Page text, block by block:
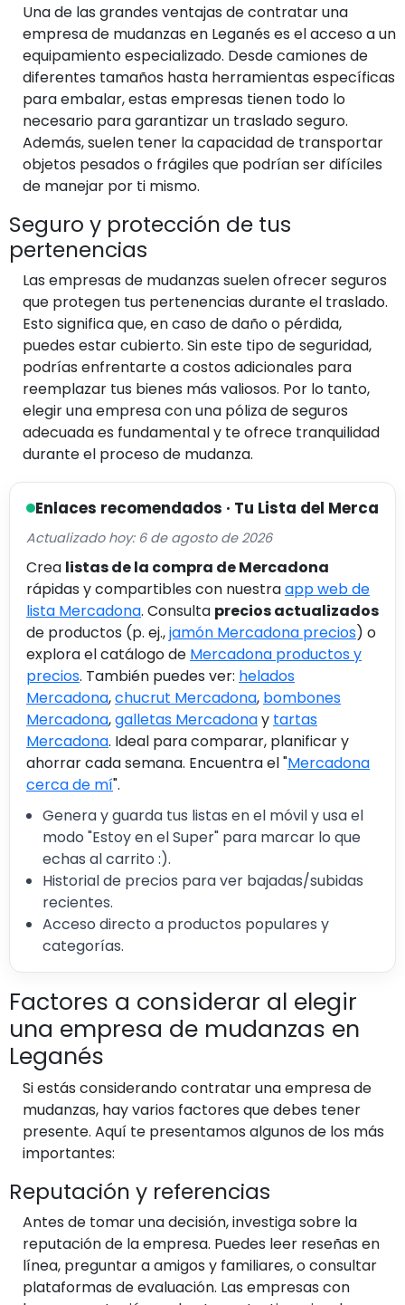
Una de las grandes ventajas de contratar una
empresa de mudanzas en Leganés es el acceso a un
equipamiento especializado. Desde camiones de
diferentes tamaños hasta herramientas específicas
para embalar, estas empresas tienen todo lo
necesario para garantizar un traslado seguro.
Además, suelen tener la capacidad de transportar
objetos pesados o frágiles que podrían ser difíciles
de manejar por ti mismo.
Seguro y protección de tus
pertenencias
Las empresas de mudanzas suelen ofrecer seguros
que protegen tus pertenencias durante el traslado.
Esto significa que, en caso de daño o pérdida,
puedes estar cubierto. Sin este tipo de seguridad,
podrías enfrentarte a costos adicionales para
reemplazar tus bienes más valiosos. Por lo tanto,
elegir una empresa con una póliza de seguros
adecuada es fundamental y te ofrece tranquilidad
durante el proceso de mudanza.
Enlaces recomendados · Tu Lista del Merca
Actualizado hoy: 6 de agosto de 2026
Crea listas de la compra de Mercadona
rápidas y compartibles con nuestraapp web de
lista Mercadona. Consulta precios actualizados
de productos (p. ej.,jamón Mercadona precios) o
explora el catálogo de Mercadona productos y
precios. También puedes ver: helados
Mercadona,chucrut Mercadona, bombones
Mercadona,galletas Mercadonay tartas
Mercadona. Ideal para comparar, planificar y
ahorrar cada semana. Encuentra el "Mercadona
cerca de mí".
Genera y guarda tus listas en el móvil y usa el
modo "Estoy en el Super" para marcar lo que
echas al carrito :).
Historial de precios para ver bajadas/subidas
recientes.
Acceso directo a productos populares y
categorías.
Factores a considerar al elegir
una empresa de mudanzas en
Leganés
Si estás considerando contratar una empresa de
mudanzas, hay varios factores que debes tener
presente. Aquí te presentamos algunos de los más
importantes:
Reputación y referencias
Antes de tomar una decisión, investiga sobre la
reputación de la empresa. Puedes leer reseñas en
línea, preguntar a amigos y familiares, o consultar
plataformas de evaluación. Las empresas con